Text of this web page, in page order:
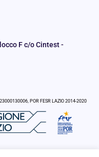
F c/o Cintest -
POR FESR LAZIO 2014-2020